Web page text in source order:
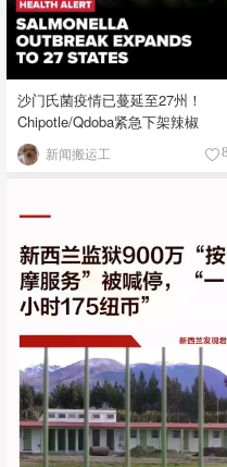
沙门氏菌疫情已蔓延至27州！
Chipotle/Qdoba紧急下架辣椒
新闻搬运工 8